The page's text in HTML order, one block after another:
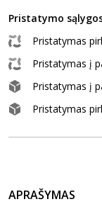
Pristatymo
Pristatymas
Pristatymas į
Pristatymas į
Pristatymas
APRAŠYMAS